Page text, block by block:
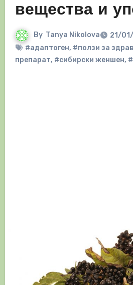
вещества и
By Tanya Nikolova
21/
#адаптоген, #ползи за
препарат, #сибирски женшен,